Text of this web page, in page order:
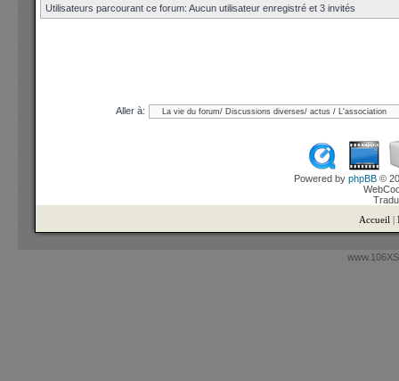
Utilisateurs parcourant ce forum: Aucun utilisateur enregistré et 3 invités
Aller à:
Powered by phpBB ©
Accueil |